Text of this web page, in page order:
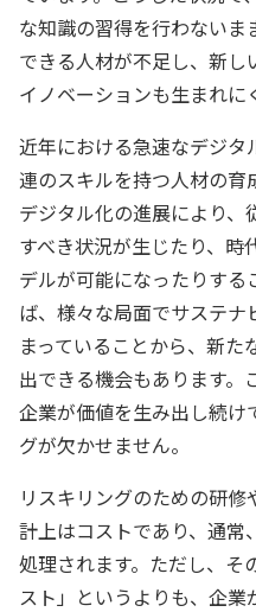
な知識の習得を行わない
できる人材が不足し、新し
イノベーションも生まれに
近年における急速なデジ
連のスキルを持つ人材の育
デジタル化の進展により
すべき状況が生じたり、時
デルが可能になったりする
ば、様々な局面でサステ
まっていることから、新
出できる機会もあります。
企業が価値を生み出し続
グが欠かせません。
リスキリングのための研
計上はコストであり、通常
処理されます。ただし、そ
スト」というよりも、企